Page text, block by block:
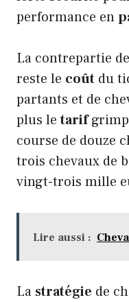
performance en
La contrepartie
reste le coût du
partants et de
plus letarif
course de douze
trois chevaux de
vingt-trois mille
Lire aussi :
La stratégie de